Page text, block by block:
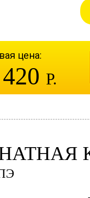
цена:
Р.